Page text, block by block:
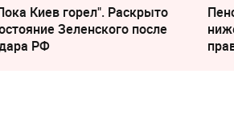
Киев горел". Раскрыто
Зеленского после
РФ